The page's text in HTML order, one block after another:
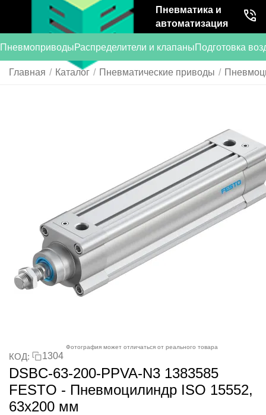
Пневматика и
автоматизация
ПневмоприводыРаспределители и клапаныПодготовка
Главная / Каталог / Пневматические приводы /
Фотография может отличаться от реального товара
КОД: 1304
DSBC-63-200-PPVA-N3 1383585
FESTO - Пневмоцилиндр ISO 15552,
63x200 мм